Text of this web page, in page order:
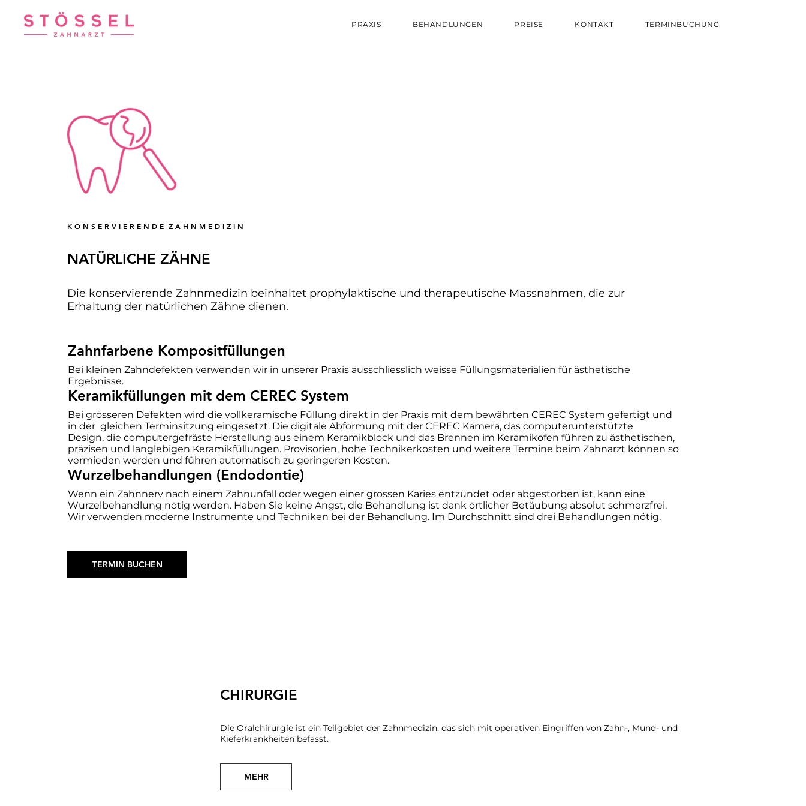
PRAXIS BEHANDLUNGEN PREISE KONTAKT TERMINBUCHUNG
K O N S E R V I E R E N D E Z A H N M E D I Z I N
NATÜRLICHE ZÄHNE
Die konservierende Zahnmedizin beinhaltet prophylaktische und therapeutische Massnahmen, die zur
Erhaltung der natürlichen Zähne dienen.
Zahnfarbene Kompositfüllungen
Bei kleinen Zahndefekten verwenden wir in unserer Praxis ausschliesslich weisse Füllungsmaterialien für ästhetische
Ergebnisse.
Keramikfüllungen mit dem CEREC System
Bei grösseren Defekten wird die vollkeramische Füllung direkt in der Praxis mit dem bewährten CEREC System gefertigt und
in der gleichen Terminsitzung eingesetzt. Die digitale Abformung mit der CEREC Kamera, das computerunterstützte
Design, die computergefräste Herstellung aus einem Keramikblock und das Brennen im Keramikofen führen zu ästhetischen,
präzisen und langlebigen Keramikfüllungen. Provisorien, hohe Technikerkosten und weitere Termine beim Zahnarzt können so
vermieden werden und führen automatisch zu geringeren Kosten.
Wurzelbehandlungen (Endodontie)
Wenn ein Zahnnerv nach einem Zahnunfall oder wegen einer grossen Karies entzündet oder abgestorben ist, kann eine
Wurzelbehandlung nötig werden. Haben Sie keine Angst, die Behandlung ist dank örtlicher Betäubung absolut schmerzfrei.
Wir verwenden moderne Instrumente und Techniken bei der Behandlung. Im Durchschnitt sind drei Behandlungen nötig.
TERMIN BUCHEN
CHIRURGIE
Die Oralchirurgie ist ein Teilgebiet der Zahnmedizin, das sich mit operativen Eingriffen von Zahn-, Mund- und
Kieferkrankheiten befasst.
MEHR